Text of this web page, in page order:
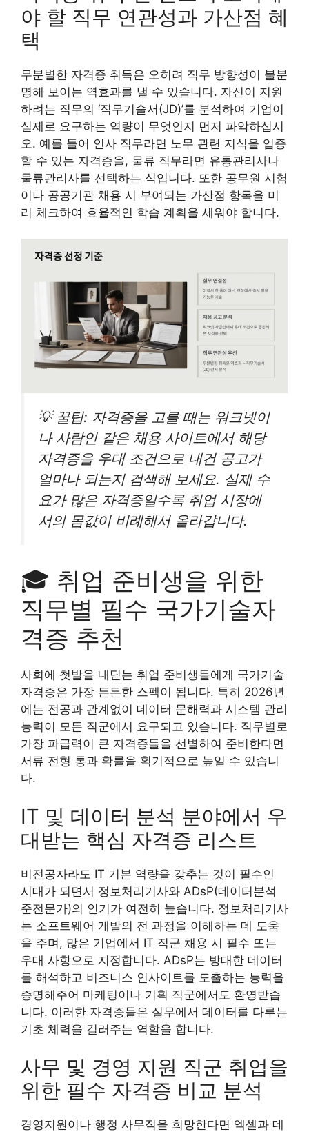
야 할 직무 연관성과 가산점 혜
택
무분별한 자격증 취득은 오히려 직무 방향성이 불분
명해 보이는 역효과를 낼 수 있습니다. 자신이 지원
하려는 직무의 ‘직무기술서(JD)’를 분석하여 기업이
실제로 요구하는 역량이 무엇인지 먼저 파악하십시
오. 예를 들어 인사 직무라면 노무 관련 지식을 입증
할 수 있는 자격증을, 물류 직무라면 유통관리사나
물류관리사를 선택하는 식입니다. 또한 공무원 시험
이나 공공기관 채용 시 부여되는 가산점 항목을 미
리 체크하여 효율적인 학습 계획을 세워야 합니다.
💡 꿀팁: 자격증을 고를 때는 워크넷이
나 사람인 같은 채용 사이트에서 해당
자격증을 우대 조건으로 내건 공고가
얼마나 되는지 검색해 보세요. 실제 수
요가 많은 자격증일수록 취업 시장에
서의 몸값이 비례해서 올라갑니다.
🎓 취업 준비생을 위한
직무별 필수 국가기술자
격증 추천
사회에 첫발을 내딛는 취업 준비생들에게 국가기술
자격증은 가장 든든한 스펙이 됩니다. 특히 2026년
에는 전공과 관계없이 데이터 문해력과 시스템 관리
능력이 모든 직군에서 요구되고 있습니다. 직무별로
가장 파급력이 큰 자격증들을 선별하여 준비한다면
서류 전형 통과 확률을 획기적으로 높일 수 있습니
다.
IT 및 데이터 분석 분야에서 우
대받는 핵심 자격증 리스트
비전공자라도 IT 기본 역량을 갖추는 것이 필수인
시대가 되면서 정보처리기사와 ADsP(데이터분석
준전문가)의 인기가 여전히 높습니다. 정보처리기사
는 소프트웨어 개발의 전 과정을 이해하는 데 도움
을 주며, 많은 기업에서 IT 직군 채용 시 필수 또는
우대 사항으로 지정합니다. ADsP는 방대한 데이터
를 해석하고 비즈니스 인사이트를 도출하는 능력을
증명해주어 마케팅이나 기획 직군에서도 환영받습
니다. 이러한 자격증들은 실무에서 데이터를 다루는
기초 체력을 길러주는 역할을 합니다.
사무 및 경영 지원 직군 취업을
위한 필수 자격증 비교 분석
경영지원이나 행정 사무직을 희망한다면 엑셀과 데